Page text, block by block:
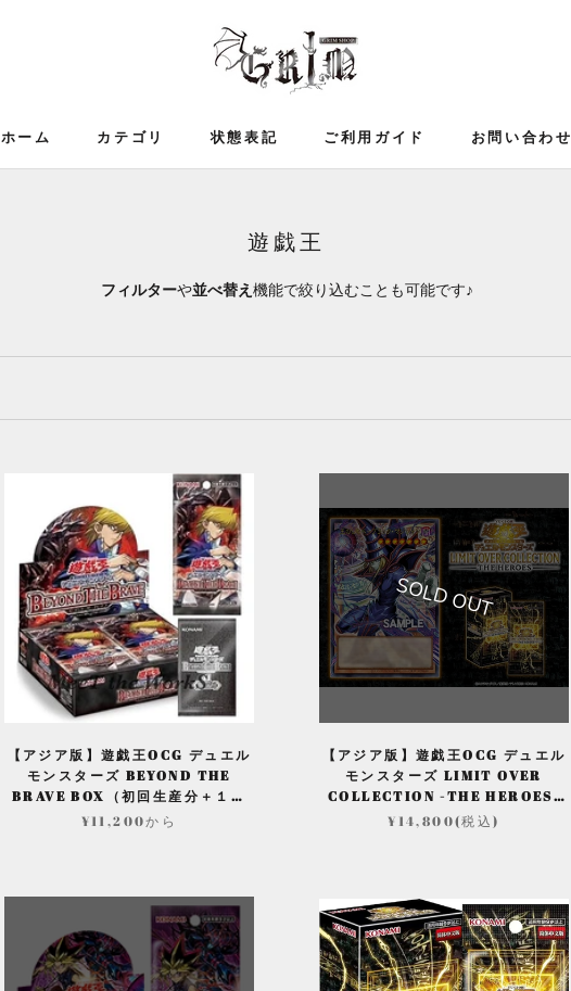
ホーム
カテゴリ 状態表記
ご利用ガイド
お問い合わせ
遊戯王
フィルターや並べ替え 機能で絞り込むことも可能です♪
【アジア版】遊戯王OCG デュエル
モンスターズ BEYOND THE
BRAVE BOX（初回生産分＋１エ
クスパンション付き）
¥11,200から
SOLD OUT
【アジア版】遊戯王OCG デュエル
モンスターズ LIMIT OVER
COLLECTION -THE HEROES-
(BOX)
¥14,800(税込)